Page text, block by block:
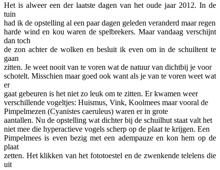
Het is alweer een der laatste dagen van het oude jaar 2012. In de
tuin
had ik de opstelling al een paar dagen geleden veranderd maar regen
harde wind en kou waren de spelbrekers. Maar vandaag verschijnt
dan toch
de zon achter de wolken en besluit ik even om in de schuiltent te
gaan
zitten. Je weet nooit van te voren wat de natuur van dichtbij je voor
schotelt. Misschien maar goed ook want als je van te voren weet wat
er
gaat gebeuren is het niet zo leuk om te zitten. Er kwamen weer
verschillende vogeltjes: Huismus, Vink, Koolmees maar vooral de
Pimpelmezen (Cyanistes caeruleus) waren er in grote
aantallen. Nu de opstelling wat dichter bij de schuilhut staat valt het
niet mee die hyperactieve vogels scherp op de plaat te krijgen. Een
Pimpelmees is even bezig met een adempauze en kon hem op de
plaat
zetten. Het klikken van het fototoestel en de zwenkende telelens die
uit